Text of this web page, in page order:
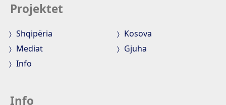
Projektet
Shqipëria
Kosova
Mediat
Gjuha
Info
Info